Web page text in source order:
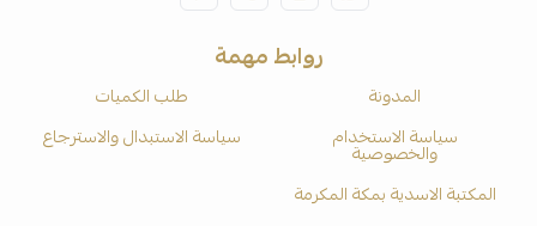
روابط مهمة
المدونة
طلب الكميات
سياسة الاستخدام
والخصوصية
سياسة الاستبدال والاسترجاع
المكتبة الاسدية بمكة المكرمة